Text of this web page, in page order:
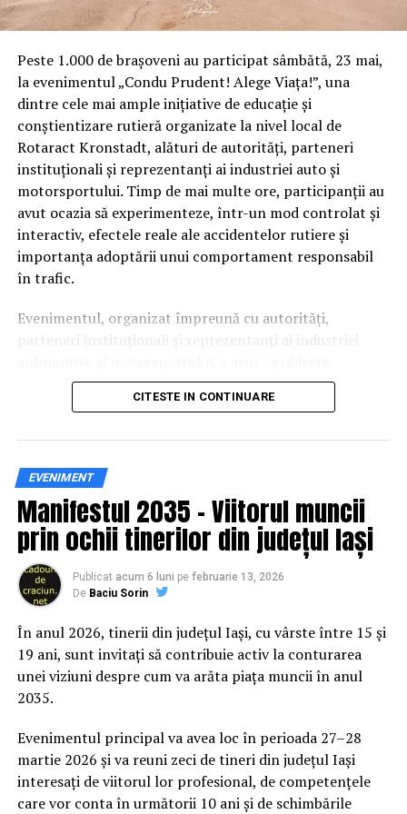
IasiAZI.ro
ARTICOLE PE ACEIASI TEMA: PRIMA
URMATORUL
Surse. Un celebru milionar de Top 300 vinde tot. El
deține unul dintre cele mai mari grupuri media din țară,
dar are conturile poprite | IasiAZI.ro
NU RATATI
Mă așteptam la cu totul altceva | IasiAZI.ro
Peste 1.000 de brașoveni au participat sâmbătă, 23 mai,
la evenimentul „Condu Prudent! Alege Viața!”, una
dintre cele mai ample inițiative de educație și
conștientizare rutieră organizate la nivel local de
Rotaract Kronstadt, alături de autorități, parteneri
instituționali și reprezentanți ai industriei auto și
motorsportului. Timp de mai multe ore, participanții au
avut ocazia să experimenteze, într-un mod controlat și
interactiv, efectele reale ale accidentelor rutiere și
importanța adoptării unui comportament responsabil
în trafic.
Evenimentul, organizat împreună cu autorități,
parteneri instituționali și reprezentanți ai industriei
principal transformarea prevenției într-o experiență
practică și accesibilă publicului larg.
Siguranța rutieră, adusă mai
aproape de comunitate
Datele privind accidentele rutiere din România continuă
să evidențieze necesitatea unor inițiative de educație și
prevenție. În 2025, peste 3.000 de persoane au fost
rănite grav în accidente rutiere, iar mai mult de 1.300 și-
au pierdut viața pe șoselele din țară.
În acest context, campania „Condu Prudent! Alege
Viața!” își propune să transforme informația teoretică
într-o experiență directă, prin simulări și demonstrații
care îi ajută pe participanți să înțeleagă concret
impactul deciziilor luate în trafic.
CITESTE IN CONTINUARE
EVENIMENT
Manifestul 2035 – Viitorul muncii
prin ochii tinerilor din județul Iași
Publicat acum 6 luni pe februarie 13, 2026
De Baciu Sorin
În anul 2026, tinerii din județul Iași, cu vârste între 15 și
19 ani, sunt invitați să contribuie activ la conturarea
unei viziuni despre cum va arăta piața muncii în anul
2035.
Evenimentul principal va avea loc în perioada 27–28
martie 2026 și va reuni zeci de tineri din județul Iași
interesați de viitorul lor profesional, de competențele
care vor conta în următorii 10 ani și de schimbările